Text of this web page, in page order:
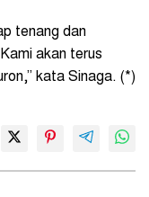
tenang dan
akan terus
kata Sinaga. (*)